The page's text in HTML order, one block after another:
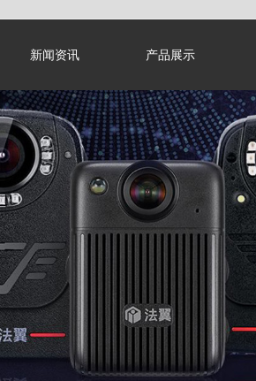
新闻资讯 产品展示